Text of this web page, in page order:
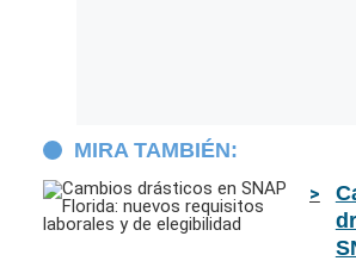
MIRA TAMBIÉN: